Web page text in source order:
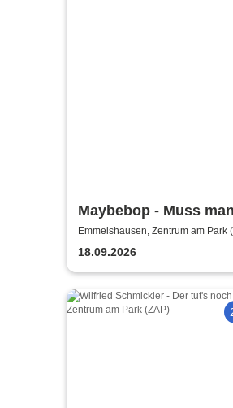
Maybebop - Muss man
mögen!
Emmelshausen, Zentrum am Park
18.09.2026